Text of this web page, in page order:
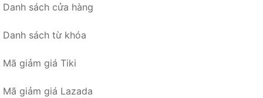
Danh sách cửa hàng
Danh sách từ khóa
Mã giảm giá Tiki
Mã giảm giá Lazada